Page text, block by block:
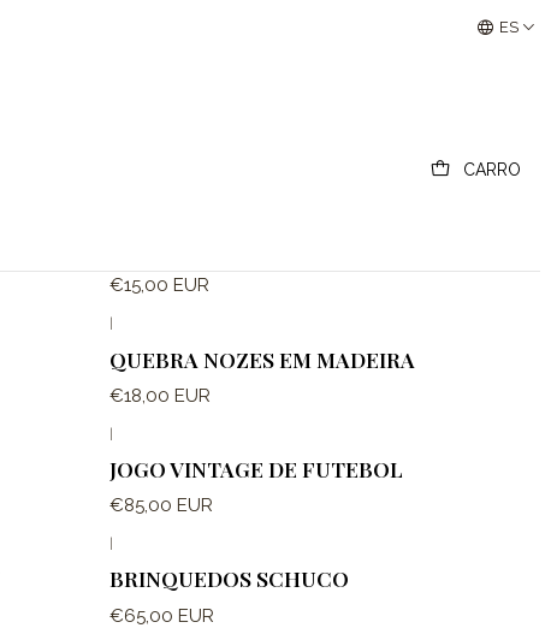
CARRO
Buscantiguidades - Leilões Colecionismo e ES
€15,00 EUR
QUEBRA NOZES EM MADEIRA
€18,00 EUR
|
JOGO VINTAGE DE FUTEBOL
€85,00 EUR
BRINQUEDOS SCHUCO
€65,00 EUR